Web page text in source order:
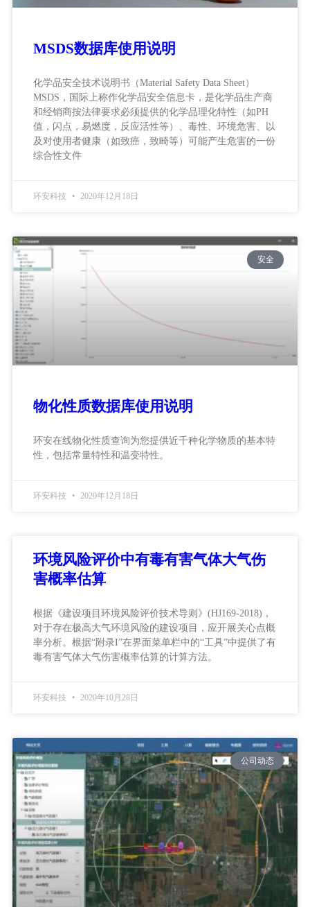
MSDS数据库使用说明
化学品安全技术说明书（Material Safety Data Sheet）
MSDS，国际上称作化学品安全信息卡，是化学品生产商
和经销商按法律要求必须提供的化学品理化特性（如PH
值，闪点，易燃度，反应活性等）、毒性、环境危害、以
及对使用者健康（如致癌，致畸等）可能产生危害的一份
综合性文件
环安科技 2020年12月18日
安全
物化性质数据库使用说明
环安在线物化性质查询为您提供近千种化学物质的基本特
性，包括常量特性和温变特性。
环安科技 2020年12月18日
环境风险评价中有毒有害气体大气伤
害概率估算
根据《建设项目环境风险评价技术导则》(HJ169-2018)，
对于存在极高大气环境风险的建设项目，应开展关心点概
率分析。根据“附录I”在界面菜单栏中的“工具”中提供了有
毒有害气体大气伤害概率估算的计算方法。
环安科技 2020年10月28日
公司动态